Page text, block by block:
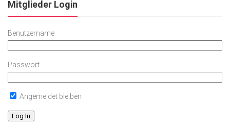
Mitglieder Login
Benutzername
Passwort
Angemeldet bleiben